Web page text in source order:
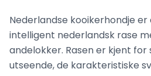
Nederlandse kooikerhondje
intelligent nederlandsk rase
andelokker. Rasen er kjent
utseende, de karakteristiske